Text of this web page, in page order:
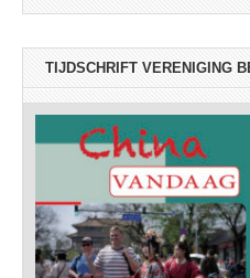
TIJDSCHRIFT VERENIGING